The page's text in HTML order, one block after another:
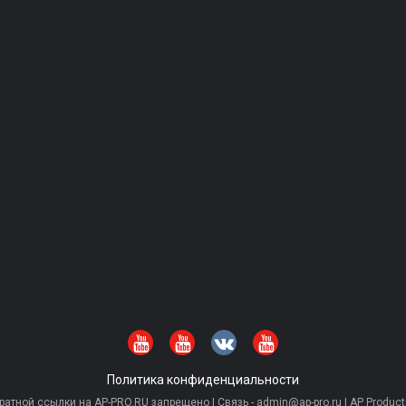
Политика конфиденциальности
ссылки на AP-PRO.RU запрещено | Связь - admin@ap-pro.ru | AP